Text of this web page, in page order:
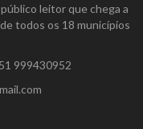
leitor que chega a
todos os 18 municípios
51 999430952